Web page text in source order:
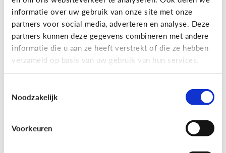
informatie over uw gebruik van onze site met onze
partners voor social media, adverteren en analyse. Deze
partners kunnen deze gegevens combineren met andere
informatie die u aan ze heeft verstrekt of die ze hebben
verzameld op basis van uw gebruik van hun services.
Noodzakelijk
Voorkeuren
Bijzonder digitaal
Mijn kind is slechtziend of blind.
Welke apps of toepassingen